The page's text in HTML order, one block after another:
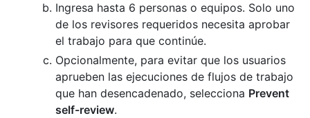
Ingresa hasta 6 personas o equipos. Solo uno
de los revisores requeridos necesita aprobar
el trabajo para que continúe.
Opcionalmente, para evitar que los usuarios
aprueben las ejecuciones de flujos de trabajo
que han desencadenado, selecciona Prevent
self-review.